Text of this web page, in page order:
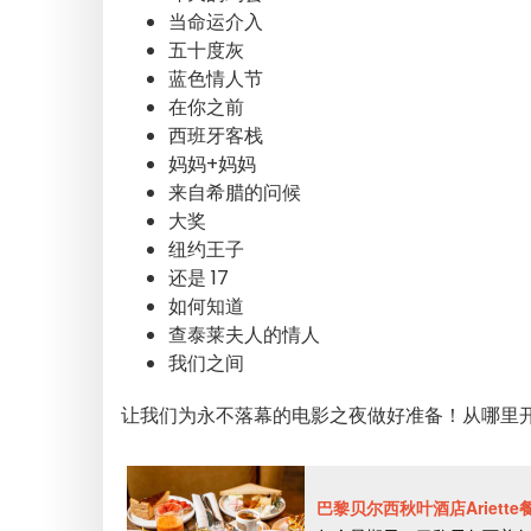
当命运介入
五十度灰
蓝色情人节
在你之前
西班牙客栈
妈妈+妈妈
来自希腊的问候
大奖
纽约王子
还是 17
如何知道
查泰莱夫人的情人
我们之间
让我们为永不落幕的电影之夜做好准备！从哪里